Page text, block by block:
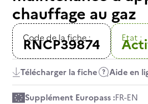
chauffage au gaz
Code de la fiche :
RNCP39874 Etat :
Télécharger la fiche Aide en
Supplément Europass :FR-EN